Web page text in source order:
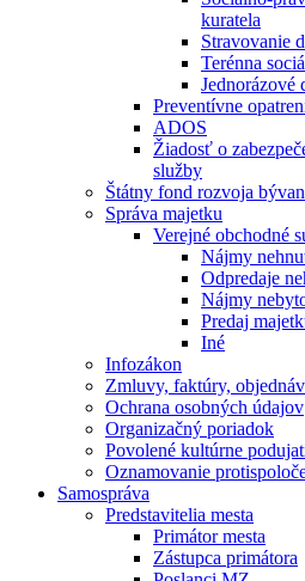
kuratela
Stravovanie
Terénna
Jednorázové
Preventívne
ADOS
Žiadosť o
služby
Štátny fond rozvoja
Správa majetku
Verejné obchodné
Nájmy
Odpredaje
Nájmy
Predaj
Iné
Infozákon
Zmluvy, faktúry,
Ochrana osobných údajov
Organizačný poriadok
Povolené kultúrne
Oznamovanie
Samospráva
Predstavitelia mesta
Primátor mesta
Zástupca primátora